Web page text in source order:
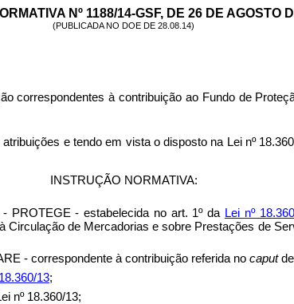
Nº 1188/14-GSF, DE 26 DE AGOSTO
(PUBLICADA NO DOE DE 28.08.14)
correspondentes à contribuição ao Fundo de
e tendo em vista o disposto na Lei nº
INSTRUÇÃO NORMATIVA:
PROTEGE - estabelecida no art. 1º da Lei nº 18.360
de Mercadorias e sobre Prestações de
- correspondente à contribuição referida no caput
13;
nº 18.360/13;